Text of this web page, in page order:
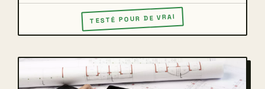
TESTÉ POUR DE VRAI